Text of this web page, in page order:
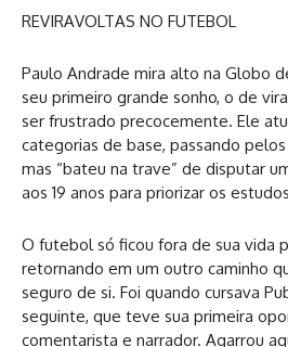
REVIRAVOLTAS NO FUTEBOL
Paulo Andrade mira alto na Globo
seu primeiro grande sonho, o de
ser frustrado precocemente. Ele
categorias de base, passando
mas “bateu na trave” de disputar
aos 19 anos para priorizar os
O futebol só ficou fora de sua vida
retornando em um outro caminho
seguro de si. Foi quando cursava
seguinte, que teve sua primeira
comentarista e narrador. Agarrou